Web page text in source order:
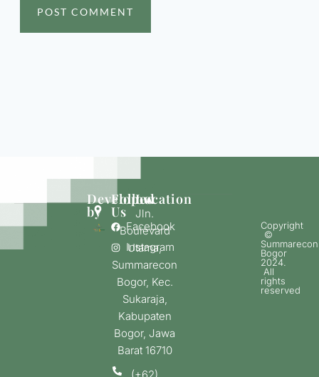
Developed
by
Follow
Us
Facebook
Instagram
Location
Jln.
Boulevard
Utama,
Summarecon
Bogor, Kec.
Sukaraja,
Kabupaten
Bogor, Jawa
Barat 16710
Copyright
©
Summarecon
Bogor
2024.
All
rights
reserved